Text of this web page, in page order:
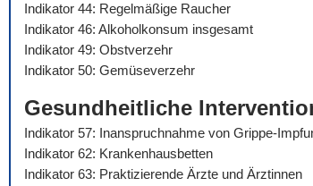
Indikator 44: Regelmäßige Raucher
Indikator 46: Alkoholkonsum insgesamt
Indikator 49: Obstverzehr
Indikator 50: Gemüseverzehr
Gesundheitliche
Indikator 57: Inanspruchnahme von Grippe-
Indikator 62: Krankenhausbetten
Indikator 63: Praktizierende Ärzte und Ärztinnen